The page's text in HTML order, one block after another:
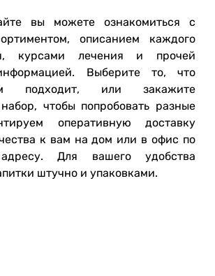
вы можете ознакомиться с
описанием каждого
курсами лечения и прочей
Выберите то, что
подходит, или закажите
чтобы попробовать разные
оперативную доставку
к вам на дом или в офис по
Для вашего удобства
штучно и упаковками.